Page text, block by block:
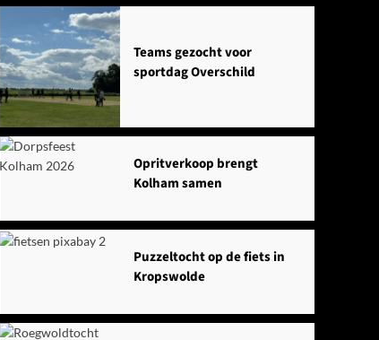
Agenda
Teams gezocht voor
sportdag Overschild
Opritverkoop brengt
Kolham samen
Puzzeltocht op de fiets in
Kropswolde